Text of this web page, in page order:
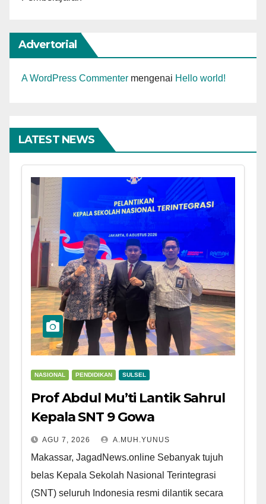
Advertorial
A WordPress Commenter mengenai Hello world!
LATEST NEWS
NASIONAL PENDIDIKAN SULSEL
Prof Abdul Mu’ti Lantik Sahrul
Kepala SNT 9 Gowa
AGU 7, 2026 A.MUH.YUNUS
Makassar, JagadNews.online Sebanyak tujuh
belas Kepala Sekolah Nasional Terintegrasi
(SNT) seluruh Indonesia resmi dilantik secara